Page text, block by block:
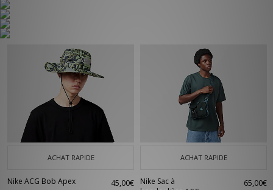
ACHAT RAPIDE
Nike ACG Bob Apex 45,00€
ACHAT RAPIDE
Nike Sac à
65,00€